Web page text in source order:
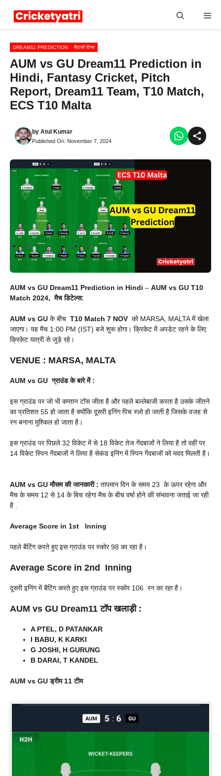
DREAM11 PREDICTION फैंटसी टिप्स
AUM vs GU Dream11 Prediction in
Hindi, Fantasy Cricket, Pitch
Report, Dream11 Team, T10 Match,
ECS T10 Malta
by Atul Kumar
Published On: November 7, 2024
AUM vs GU Dream11 Prediction in Hindi – AUM vs GU T10
Match 2024, मैच डिटेल्स:
AUM vs GU के बीच T10 Match 7 NOV को MARSA, MALTA में खेला
जाएगा। यह मैच 1:00 PM (IST) बजे शुरू होगा। क्रिकेट में अपडेट रहने के लिए
क्रिकेट यात्री से जुड़े रहे।
VENUE : MARSA, MALTA
AUM vs GUग्राउंड के बारे में :
इस ग्राउंड पर जो भी कप्तान टॉस जीता है और पहले बल्लेबाजी करता है उसके जीतने
का प्रतिशत 55 हो जाता है क्योंकि दूसरी इनिंग पिच स्लो हो जाती है जिसके वजह से
रन बनाना मुश्किल हो जाता है।
इस ग्राउंड पर पिछले 32 विकेट में से 18 विकेट तेज गेंदबाजों ने लिया है तो वहीं पर
14 विकेट स्पिन गेंदबाजों ने लिया है सेकंड इनिंग में स्पिन गेंदबाजों को मदद मिलती है।
AUM vs GUमौसम की जानकारी : तापमान दिन के समय 23 के ऊपर रहेगा और
मैच के समय 12 से 14 के बिच रहेगा मैच के बीच वर्षा होने की संभावना जताई जा रही
है .
Average Score in 1st Inning
पहले बैटिंग करते हुए इस ग्राउंड पर स्कोर 98 का रहा है।
Average Score in 2nd Inning
दूसरी इनिंग में बैटिंग करते हुए इस ग्राउंड पर स्कोर 106 रन का रहा है।
AUM vs GU Dream11 टॉप खलाड़ी :
A PTEL, D PATANKAR
I BABU, K KARKI
G JOSHI, H GURUNG
B DARAI, T KANDEL
AUM vs GUड्रीम 11 टीम